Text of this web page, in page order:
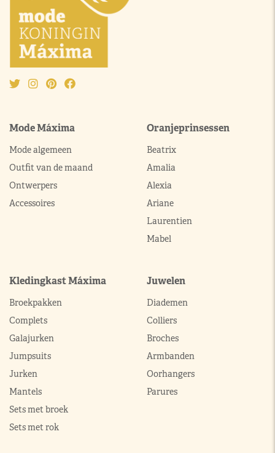
Mode Máxima
Mode algemeen
Outfit van de maand
Ontwerpers
Accessoires
Oranjeprinsessen
Beatrix
Amalia
Alexia
Ariane
Laurentien
Mabel
Kledingkast Máxima
Broekpakken
Complets
Galajurken
Jumpsuits
Jurken
Mantels
Sets met broek
Sets met rok
Juwelen
Diademen
Colliers
Broches
Armbanden
Oorhangers
Parures